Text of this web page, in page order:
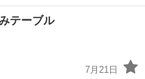
テーブル
7月21日